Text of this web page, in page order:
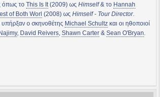
όπως το This Is It(2009) ως Himself& το Hannah
of Both Worl (2008) ως Himself - Tour Director.
υπήρξαν ο σκηνοθέτης Michael Schultz και οι ηθοποιοί
, David Reivers, Shawn Carter & Sean O'Bryan.